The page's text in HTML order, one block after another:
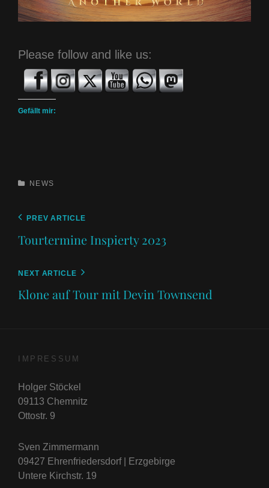
Please follow and like us:
Gefällt mir:
CATEGORIES
NEWS
Beitragsnavigation
Previous
PREV ARTICLE
Tourtermine Inspierty 2023
Next
Post
NEXT ARTICLE
Klone auf Tour mit Devin Townsend
IMPRESSUM
Holger Stöckel
09113 Chemnitz
Ottostr. 9
Sven Zimmermann
09427 Ehrenfriedersdorf | Erzgebirge
Untere Kirchstr. 19